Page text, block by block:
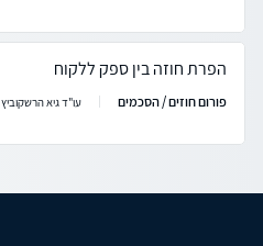
הפרת חוזה בין ספק ללקוח
פורום חוזים / הסכמים עו"ד גיא הרשקוביץ